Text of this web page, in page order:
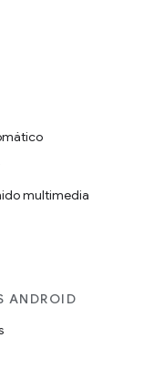
multimedia
ANDROID